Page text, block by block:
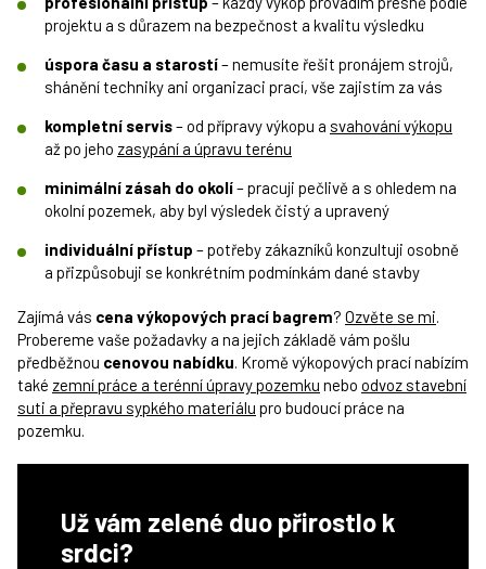
projektu a s důrazem na bezpečnost a kvalitu výsledku
úspora času a starostí– nemusíte řešit pronájem strojů,
shánění techniky ani organizaci prací, vše zajistím za vás
kompletní servis– od přípravy výkopu a svahování výkopu
až po jeho zasypání a úpravu terénu
minimální zásah do okolí– pracuji pečlivě a s ohledem na
okolní pozemek, aby byl výsledek čistý a upravený
individuální přístup – potřeby zákazníků konzultuji osobně
a přizpůsobuji se konkrétním podmínkám dané stavby
Zajímá vás cena výkopových prací bagrem? Ozvěte se mi.
Probereme vaše požadavky a na jejich základě vám pošlu
předběžnou cenovou nabídku. Kromě výkopových prací nabízím
také zemní práce a terénní úpravy pozemku nebo odvoz stavební
suti a přepravu sypkého materiálu pro budoucí práce na
pozemku.
Už vám zelené duo přirostlo k
srdci?